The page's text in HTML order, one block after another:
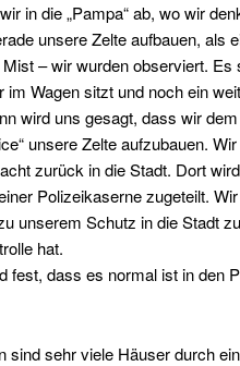
in die „Pampa“ ab, wo wir
unsere Zelte aufbauen, als
– wir wurden observiert.
im Wagen sitzt und noch ein
wird uns gesagt, dass wir
unsere Zelte aufzubauen.
zurück in die Stadt. Dort
Polizeikaserne zugeteilt.
unserem Schutz in die Stadt
hat.
fest, dass es normal ist in den
sind sehr viele Häuser durch